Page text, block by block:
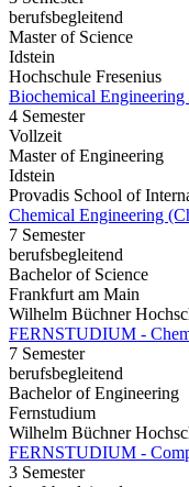
berufsbegleitend
Master of Science
Idstein
Hochschule Fresenius
Biochemical
4 Semester
Vollzeit
Master of Engineering
Idstein
Provadis School of
Chemical Engineering
7 Semester
berufsbegleitend
Bachelor of Science
Frankfurt am Main
Wilhelm Büchner
FERNSTUDIUM -
7 Semester
berufsbegleitend
Bachelor of Engineering
Fernstudium
Wilhelm Büchner
FERNSTUDIUM -
3 Semester